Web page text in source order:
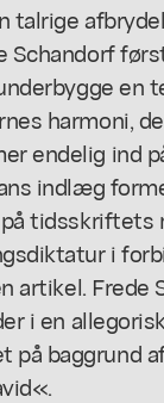
talrige
Schandorf
en
harmoni,
endelig ind
indlæg
tidsskriftets
i
artikel. Frede
i en
baggrund